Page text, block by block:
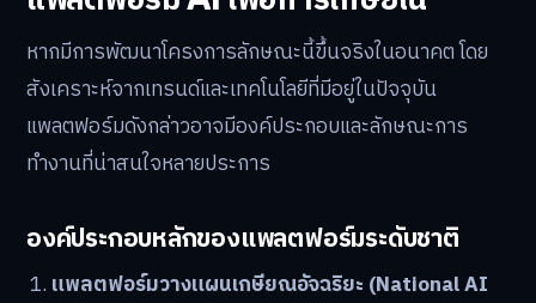
หากมีการพัฒนาโครงการลักษณะนี้ขึ้นจริงในอนาคต โดย
สังเคราะห์จากเทรนด์และเทคโนโลยีที่มีอยู่ในปัจจุบัน
แพลตฟอร์มดังกล่าวอาจมีองค์ประกอบและลักษณะการ
ทำงานที่น่าสนใจหลายประการ
องค์ประกอบหลักของแพลตฟอร์มระดับชาติ
แพลตฟอร์มวางแผนเกษียณอัจฉริยะ (National AI